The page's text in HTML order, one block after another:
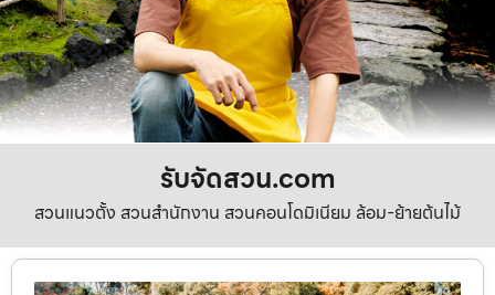
รับจัดสวน.com
สวนแนวตั้ง สวนสำนักงาน สวนคอนโดมิเนียม ล้อม-ย้ายต้นไม้